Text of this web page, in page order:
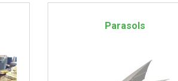
Parasols